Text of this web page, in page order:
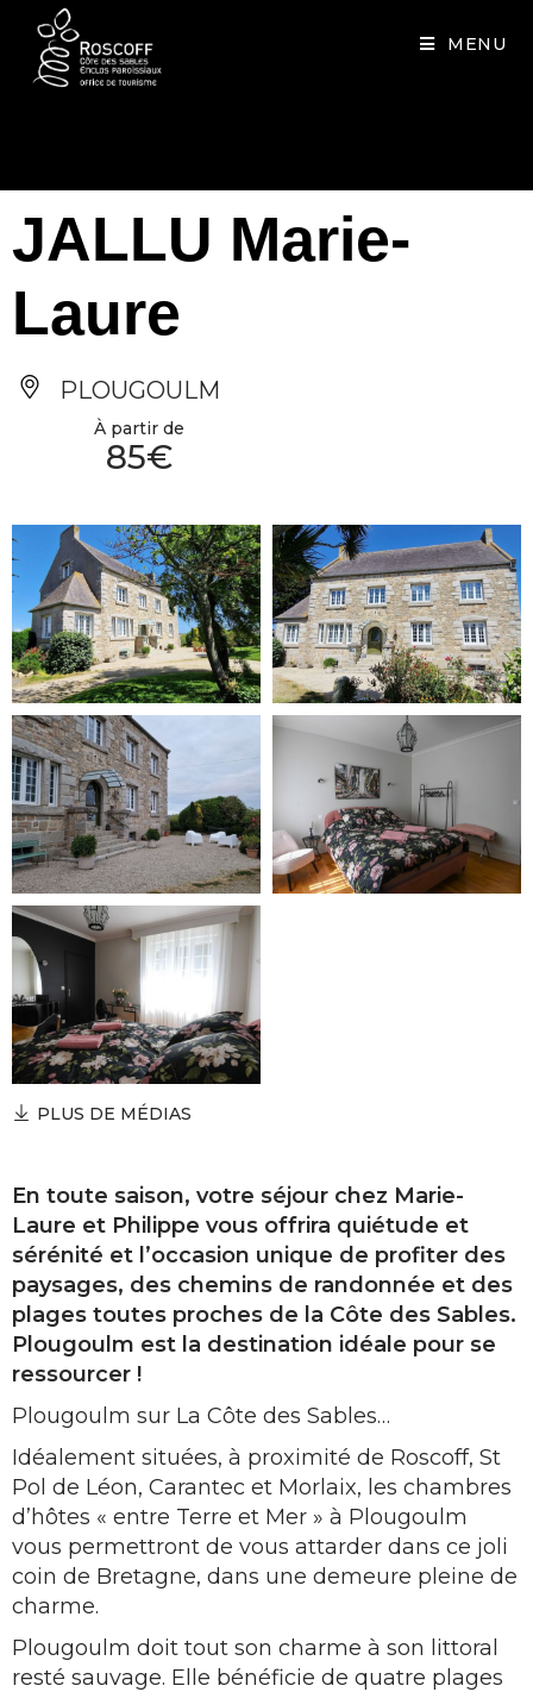
MENU
JALLU Marie-
Laure
PLOUGOULM
À partir de
85€
PLUS DE MÉDIAS
En toute saison, votre séjour chez Marie-
Laure et Philippe vous offrira quiétude et
sérénité et l’occasion unique de profiter des
paysages, des chemins de randonnée et des
plages toutes proches de la Côte des Sables.
Plougoulm est la destination idéale pour se
ressourcer !
Plougoulm sur La Côte des Sables…
Idéalement situées, à proximité de Roscoff, St
Pol de Léon, Carantec et Morlaix, les chambres
d’hôtes « entre Terre et Mer » à Plougoulm
vous permettront de vous attarder dans ce joli
coin de Bretagne, dans une demeure pleine de
charme.
Plougoulm doit tout son charme à son littoral
resté sauvage. Elle bénéficie de quatre plages
Cookies management panel